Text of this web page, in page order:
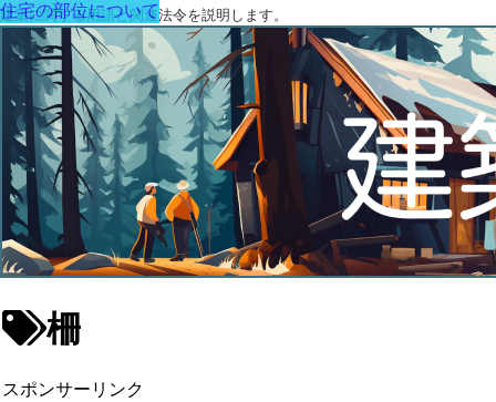
建築に関する用語と関連法令を説明します。
柵
スポンサーリンク
住宅の部位について